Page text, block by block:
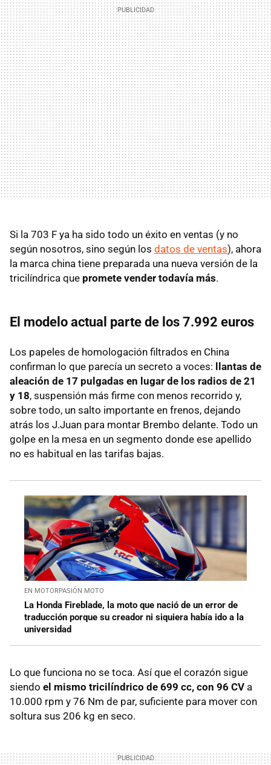
Si la 703 F ya ha sido todo un éxito en ventas (y no
según nosotros, sino según los datos de ventas), ahora
la marca china tiene preparada una nueva versión de la
tricilíndrica que promete vender todavía más.
El modelo actual parte de los 7.992 euros
Los papeles de homologación filtrados en China
confirman lo que parecía un secreto a voces:
llantas de
aleación de 17 pulgadas en lugar de los radios de 21
y 18, suspensión más firme con menos recorrido y,
sobre todo, un salto importante en frenos, dejando
atrás los J.Juan para montar Brembo delante. Todo un
golpe en la mesa en un segmento donde ese apellido
no es habitual en las tarifas bajas.
EN MOTORPASIÓN MOTO
La Honda Fireblade, la moto que nació de un error de
traducción porque su creador ni siquiera había ido a la
universidad
Lo que funciona no se toca. Así que el corazón sigue
siendo el mismo tricilíndrico de 699 cc, con 96 CV a
10.000 rpm y 76 Nm de par, suficiente para mover con
soltura sus 206 kg en seco.